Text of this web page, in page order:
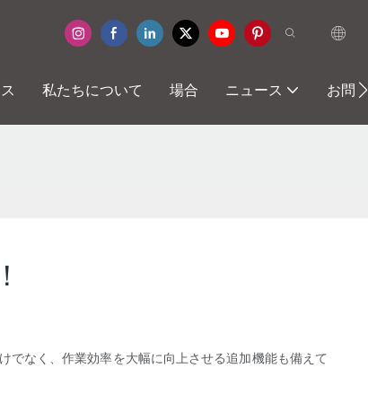
私たちについて 場合 ニュース お問
でなく、作業効率を大幅に向上させる追加機能も備えて